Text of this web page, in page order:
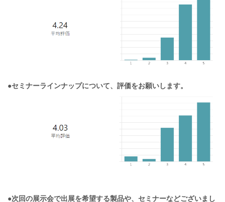
●セミナーラインナップについて、評価をお願いします。
●次回の展示会で出展を希望する製品や、セミナーなどございまし